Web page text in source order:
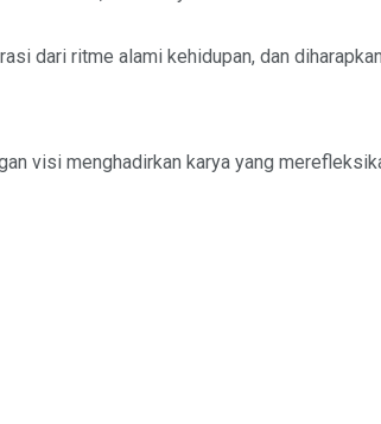
dari ritme alami kehidupan, dan
visi menghadirkan karya yang